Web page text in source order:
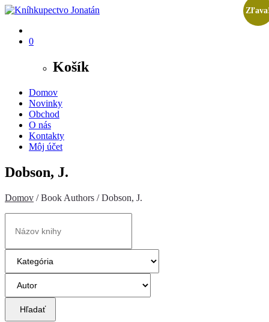
0
Košík
Domov
Novinky
Obchod
O nás
Kontakty
Môj účet
Dobson, J.
Domov / Book Authors / Dobson, J.
Hľadať